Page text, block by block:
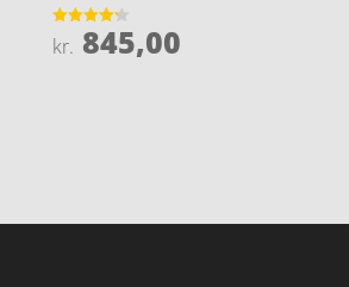
Vurderet
4.2
kr. 845,00